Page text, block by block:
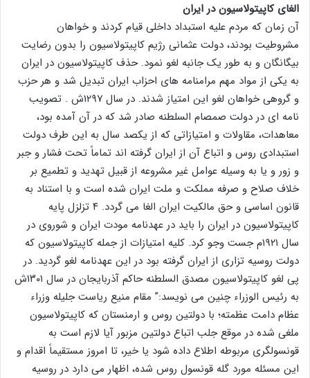
الغای کاپیتولاسیون در ایران
آن زمان که مردم علیه استبداد داخلی قیام کردند و خواهان
مشروطیت بودند، دولت عثمانی رژیم کاپیتولاسیون را بدون رضایت
بیگانگان و به طور یک جانبه لغو نمود. حذف کاپیتولاسیون در ایران
به یکی از مواد مهم مرامنامه های احزاب ایران تبدیل شد و هر حزب
و گروهی خواهان لغو این امتیاز شدند. در سال ۱۲۹۷ش . تصویب
نامه ای در دولت صمصام السلطنه صادر شد که در آن آمده بود،
معاهدات، مقاولات و امتیازاتی که از یکصد سال به این طرف دولت
استبدادی روس و اتباع آن از ایران گرفته اند تماماً تحت فشار و جبر
و زور و یا به وسیله عوامل غیر مشروعه از قبیل تهدید و تطمیع بر
خلاف صلاح و صرفه مملکت و ملت ایران شده است و با استناد به
قانون اساسی و حق مالکیت ایران الغا می گردد. ۴ تزلزل پایه
کاپیتولاسیون در ایران را باید در عهدنامه مودت ایران و شوروی در
سال ۱۹۲۱م جست وجو کرد. کلیه امتیازات از جمله کاپیتولاسیون که
دولت روسیه تزاری از ایران گرفته بود در این عهدنامه لغو گردید. در
پی لغو کاپیتولاسیون مصدق السلطنه حاکم آذربایجان در سال ۱۳۰۱ش
به رئیس الوزراء چنین می نویسد:” مقام منیع ریاست جلیله وزراء
عظام دامت عظمته؛ با دولتین روس و ارمنستان که کاپیتولاسیون
ملغی شده در موقع جلب اتباع دولتین مزبور آیا لازم است به
قونسولگری مربوطه اطلاع داده شود یا خیر، تا امروز مستقیماً اقدام و
این مسئله مورد گله قونسول روس شده، اظهار می دارد در روسیه